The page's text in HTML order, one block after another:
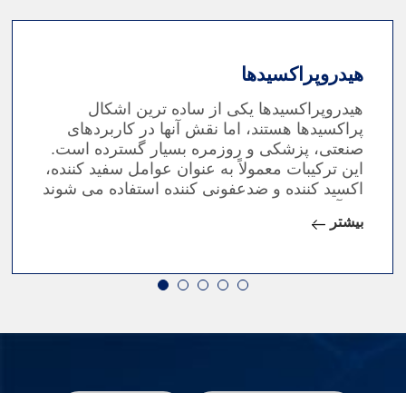
هیدروپراکسیدها
هیدروپراکسیدها یکی از ساده ترین اشکال
پراکسیدها هستند، اما نقش آنها در کاربردهای
صنعتی، پزشکی و روزمره بسیار گسترده است.
این ترکیبات معمولاً به عنوان عوامل سفید کننده،
اکسید کننده و ضدعفونی کننده استفاده می شوند
مراقبت شخصی ضروری می کند.
بیشتر